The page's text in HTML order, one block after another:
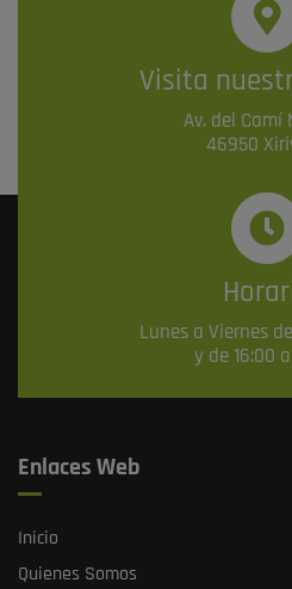
Visita
Av. del Camí
46950
Lunes a Viernes
y de 16:00
Enlaces Web
Inicio
Quienes Somos